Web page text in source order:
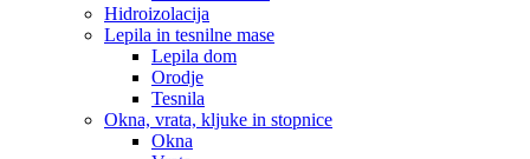
Hidroizolacija
Lepila in tesnilne mase
Lepila dom
Orodje
Tesnila
Okna, vrata, kljuke in stopnice
Okna